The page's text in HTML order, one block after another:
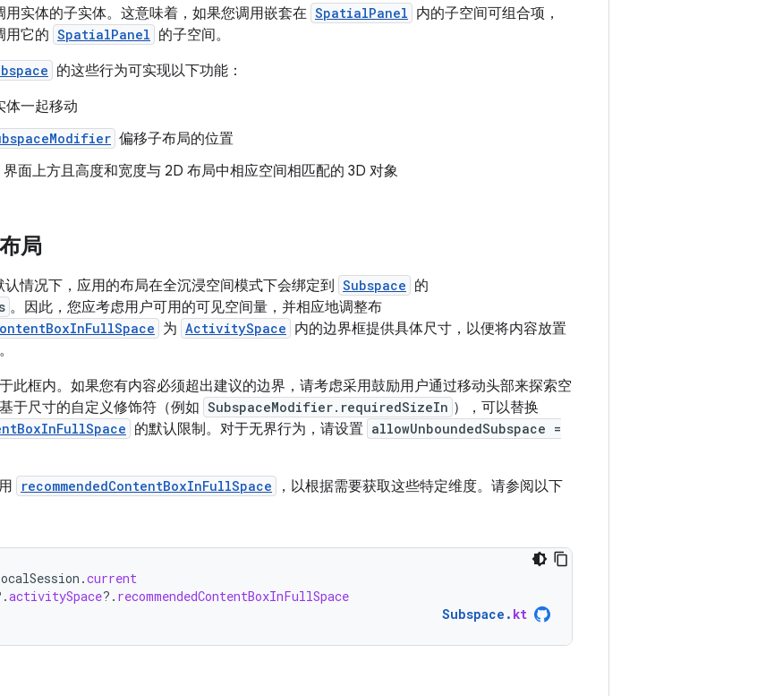
用实体的子实体。这意味着，如果您调用嵌套在 SpatialPanel 内的子空间可组合项，
用它的 SpatialPanel 的子空间。
的这些行为可实现以下功能：
体一起移动
偏移子布局的位置
面上方且高度和宽度与 2D 布局中相应空间相匹配的 3D 对象
局
认情况下，应用的布局在全沉浸空间模式下会绑定到 Subspace 的
。因此，您应考虑用户可用的可见空间量，并相应地调整布
为 ActivitySpace 内的边界框提供具体尺寸，以便将内容放置
此框内。如果您有内容必须超出建议的边界，请考虑采用鼓励用户通过移动头部来探索空
于尺寸的自定义修饰符（例如 SubspaceModifier.requiredSizeIn ），可以替换
的默认限制。对于无界行为，请设置 allowUnboundedSubspace =
recommendedContentBoxInFullSpace
，以根据需要获取这些特定维度。请参阅以下
.current
activitySpace?. recommendedContentBoxInFullSpace
Subspace . kt